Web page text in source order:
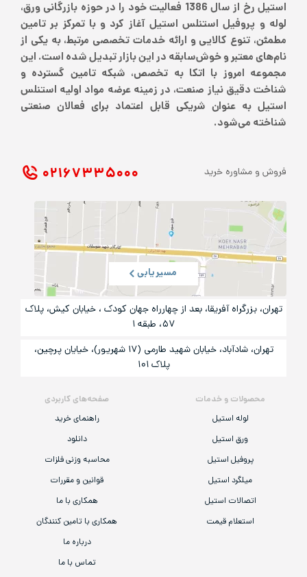
استیل رخ از سال 1386 فعالیت خود را در حوزه بازرگانی ورق،
لوله و پروفیل استنلس استیل آغاز کرد و با تمرکز بر تامین
مطمئن، تنوع کالایی و ارائه خدمات تخصصی مرتبط، به یکی از
نام‌های معتبر و خوش‌سابقه در این بازار تبدیل شده است. این
مجموعه امروز با اتکا به تخصص، شبکه تامین گسترده و
شناخت دقیق نیاز صنعت، در زمینه عرضه مواد اولیه استنلس
استیل به عنوان شریکی قابل اعتماد برای فعالان صنعتی
شناخته می‌شود.
محصولات و خدمات
لوله استیل
ورق استیل
پروفیل استیل
میلگرد استیل
اتصالات استیل
استعلام قیمت
صفحه‌های کاربردی
راهنمای خرید
دانلود
محاسبه وزنی فلزات
قوانین و مقررات
همکاری با ما
همکاری با تامین کنندگان
درباره ما
تماس با ما
فروش و مشاوره خرید ۰۲۱ ۶۷۳۳۵۰۰۰
مسیریابی
تهران، بزرگراه آفریقا، بعد از چهارراه جهان کودک ، خیابان کیش، پلاک
۵۷، طبقه ۱
تهران، شادآباد، خیابان شهید طارمی (۱۷ شهریور)، خیایان پرچین،
پلاک ۱۰۱